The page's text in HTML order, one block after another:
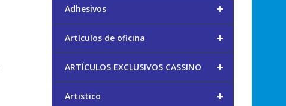
+
Adhesivos
+
Artículos de oficina
+
ARTÍCULOS EXCLUSIVOS CASSINO
+
Artistico